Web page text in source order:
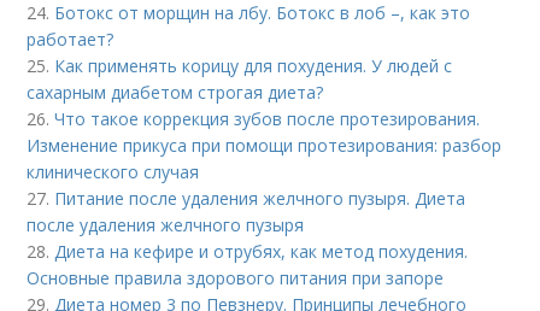
24. Ботокс от морщин на лбу. Ботокс в лоб –, как это
работает?
25. Как применять корицу для похудения. У людей с
сахарным диабетом строгая диета?
26.Что такое коррекция зубов после протезирования.
Изменение прикуса при помощи протезирования: разбор
клинического случая
27. Питание после удаления желчного пузыря. Диета
после удаления желчного пузыря
28.Диета на кефире и отрубях, как метод похудения.
Основные правила здорового питания при запоре
29.Диета номер 3 по Певзнеру. Принципы лечебного